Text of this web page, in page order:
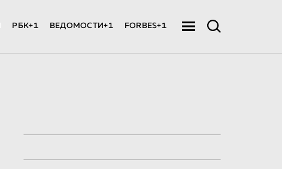
РБК+1 ВЕДОМОСТИ+1 FORBES+1